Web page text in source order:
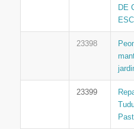
DE
23398
23399